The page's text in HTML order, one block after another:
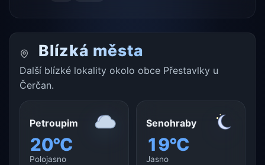
Blízká města
Další blízké lokality okolo obce Přestavlky u
Čerčan.
Petroupim
20°C
Polojasno
Senohraby
19°C
Jasno